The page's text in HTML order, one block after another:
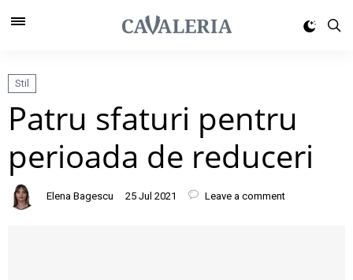
Stil
Patru sfaturi pentru
perioada de reduceri
Elena Bagescu 25 Jul 2021 Leave a comment